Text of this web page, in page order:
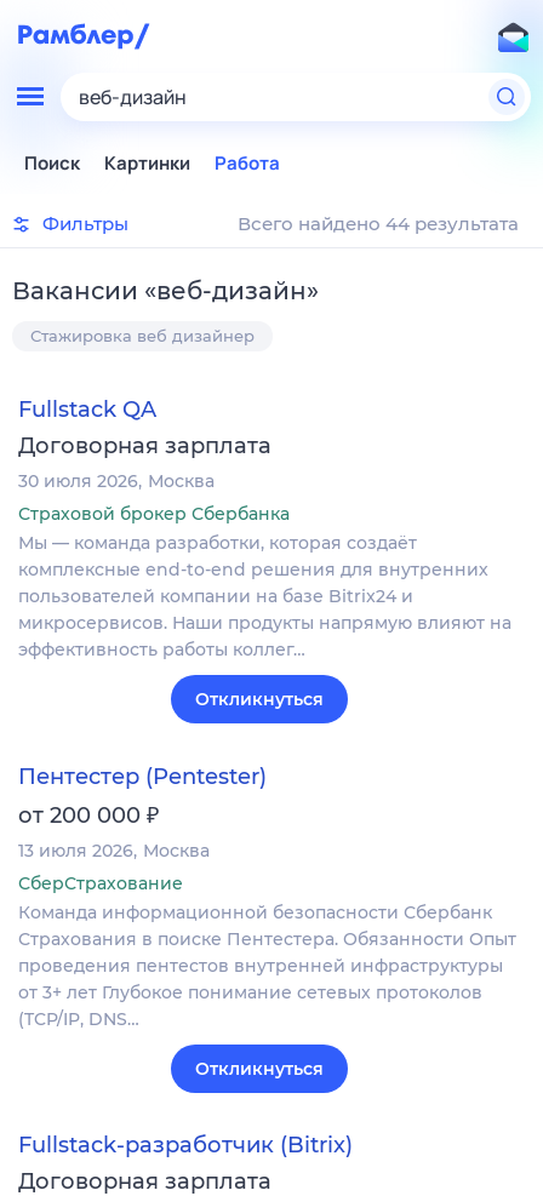
веб-дизайн
Поиск Картинки Работа
Фильтры Всего найдено 44 результата
Вакансии «веб-дизайн»
Стажировка веб дизайнер
Fullstack QA
Договорная зарплата
30 июля 2026 Москва
Страховой брокер Сбербанка
Мы — команда разработки, которая создаёт
комплексные end-to-end решения для внутренних
пользователей компании на базе Bitrix24 и
микросервисов. Наши продукты напрямую влияют на
эффективность работы коллег…
Откликнуться
Пентестер (Pentester)
от 200 000 ₽
13 июля 2026 Москва
СберСтрахование
Команда информационной безопасности Сбербанк
Страхования в поиске Пентестера. Обязанности Опыт
проведения пентестов внутренней инфраструктуры
от 3+ лет Глубокое понимание сетевых протоколов
(TCP/IP, DNS…
Откликнуться
Fullstack-разработчик (Bitrix)
Договорная зарплата